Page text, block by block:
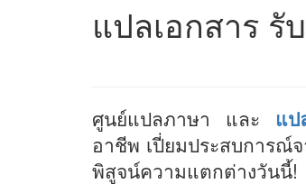
แปลเอกสาร รั
ศูนย์แปลภาษา และ แป
อาชีพ เปี่ยมประสบการณ์จ
พิสูจน์ความแตกต่างวันนี้!